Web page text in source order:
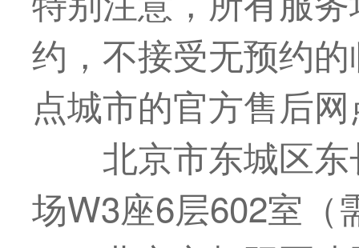
约，不接受无预约
点城市的官方售后
北京市东城区
场W3座6层602室（